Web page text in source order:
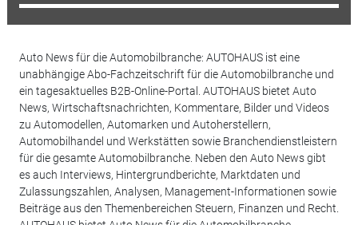
Auto News für die Automobilbranche: AUTOHAUS ist eine
unabhängige Abo-Fachzeitschrift für die Automobilbranche und
ein tagesaktuelles B2B-Online-Portal. AUTOHAUS bietet Auto
News, Wirtschaftsnachrichten, Kommentare, Bilder und Videos
zu Automodellen, Automarken und Autoherstellern,
Automobilhandel und Werkstätten sowie Branchendienstleistern
für die gesamte Automobilbranche. Neben den Auto News gibt
es auch Interviews, Hintergrundberichte, Marktdaten und
Zulassungszahlen, Analysen, Management-Informationen sowie
Beiträge aus den Themenbereichen Steuern, Finanzen und Recht.